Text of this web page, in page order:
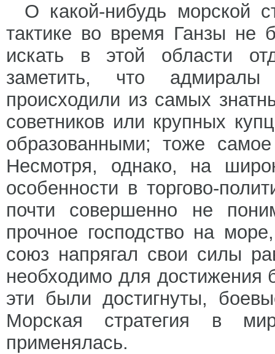
О какой-нибудь морской
тактике во время Ганзы не
искать в этой области
заметить, что
происходили из самых
советников или крупных
образованными; тоже
Несмотря, однако, на
особенности в торгово-
почти совершенно не
прочное господство на
союз напрягал свои силы
необходимо для достижения
эти были достигнуты,
Морская стратегия в
применялась.